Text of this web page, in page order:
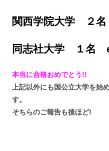
関西学院大学 ２名
同志社大学 １名
本当に合格おめでとう!!
上記以外にも国公立大学を始
す。
そちらのご報告も後ほど!